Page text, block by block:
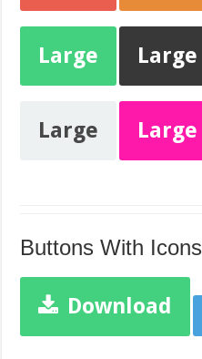
Large Large
Large Large
Buttons With Icons
Download